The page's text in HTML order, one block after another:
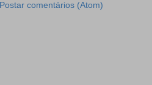
Postar comentários (Atom)